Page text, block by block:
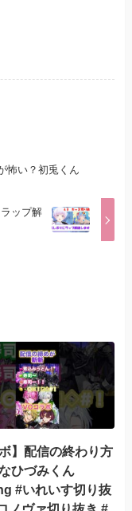
怖い？初兎くん
ップ解
ボ】配信の終わり方
ひづみくん
#いれいす切り抜